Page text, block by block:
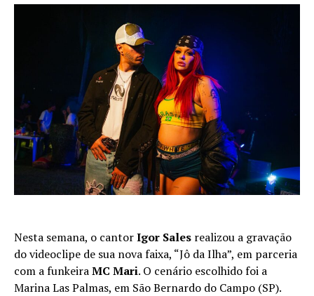
Nesta semana, o cantorIgor Sales realizou a gravação
do videoclipe de sua nova faixa, “Jô da Ilha”, em parceria
com a funkeiraMC Mari. O cenário escolhido foi a
Marina Las Palmas, em São Bernardo do Campo (SP).